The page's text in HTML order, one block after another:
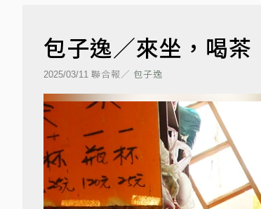
包子逸／來坐，喝茶
2025/03/11 聯合報／ 包子逸